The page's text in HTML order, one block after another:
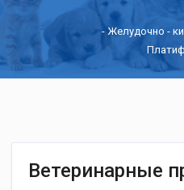
- Желудочно -
Ветеринарные